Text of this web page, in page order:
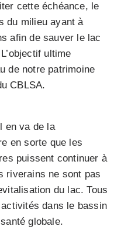
cette échéance, le
du milieu ayant à
afin de sauver le lac
ultime
de notre patrimoine
CBLSA.
en va de la
en sorte que les
puissent continuer à
riverains ne sont pas
du lac. Tous
dans le bassin
globale.